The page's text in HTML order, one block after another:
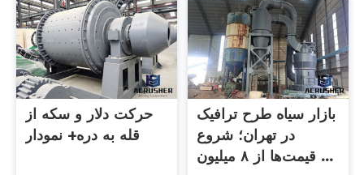
حرکت دلار و سکه از
قله به دره+ نمودار
بازار سیاه طرح ترافیک
در تهران؛ شروع
قیمت‌ها از ۸ میلیون ...